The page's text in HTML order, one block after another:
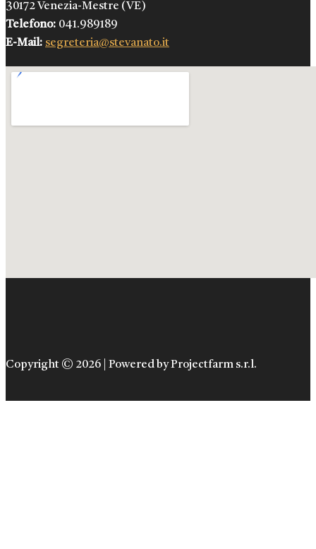
30172 Venezia-Mestre (VE)
Telefono: 041.989189
E-Mail: segreteria@stevanato.it
Copyright © 2026 | Powered by Projectfarm s.r.l.